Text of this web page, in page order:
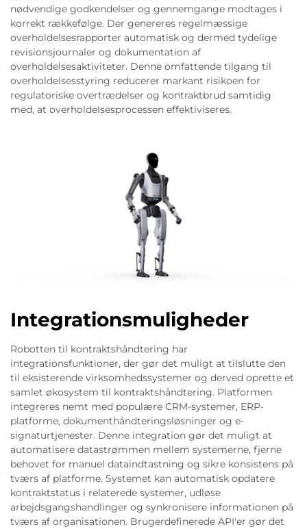
nødvendige godkendelser og gennemgange modtages i
korrekt rækkefølge. Der genereres regelmæssige
overholdelsesrapporter automatisk og dermed tydelige
revisionsjournaler og dokumentation af
overholdelsesaktiviteter. Denne omfattende tilgang til
overholdelsesstyring reducerer markant risikoen for
regulatoriske overtrædelser og kontraktbrud samtidig
med, at overholdelsesprocessen effektiviseres.
Integrationsmuligheder
Robotten til kontraktshåndtering har
integrationsfunktioner, der gør det muligt at tilslutte den
til eksisterende virksomhedssystemer og derved oprette et
samlet økosystem til kontraktshåndtering. Platformen
integreres nemt med populære CRM-systemer, ERP-
platforme, dokumenthåndteringsløsninger og e-
signaturtjenester. Denne integration gør det muligt at
automatisere datastrømmen mellem systemerne, fjerne
behovet for manuel dataindtastning og sikre konsistens på
tværs af platforme. Systemet kan automatisk opdatere
kontraktstatus i relaterede systemer, udløse
arbejdsgangshandlinger og synkronisere informationen på
tværs af organisationen. Brugerdefinerede API'er gør det